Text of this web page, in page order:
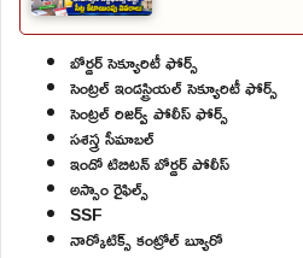
బోర్డర్ సెక్యూరిటీ ఫోర్స్
సెంట్రల్ ఇండస్ట్రియల్ సెక్యూరిటీ ఫోర్స్
సెంట్రల్ రిజర్వ్ పోలీస్ ఫోర్స్
సశస్త్ర సీమాబల్
ఇండో టిబిటన్ బోర్డర్ పోలీస్
అస్సాం రైఫిల్స్
SSF
నార్కోటిక్స్ కంట్రోల్ బ్యూరో